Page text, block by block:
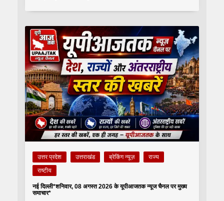
उत्तर प्रदेश उत्तराखंड ब्रेकिंग न्यूज़
राज्य
राष्टीय
नई दिल्ली*शनिवार, 08 अगस्त 2026 के यूपीआजतक न्यूज चैनल पर मुख्य
समाचार*